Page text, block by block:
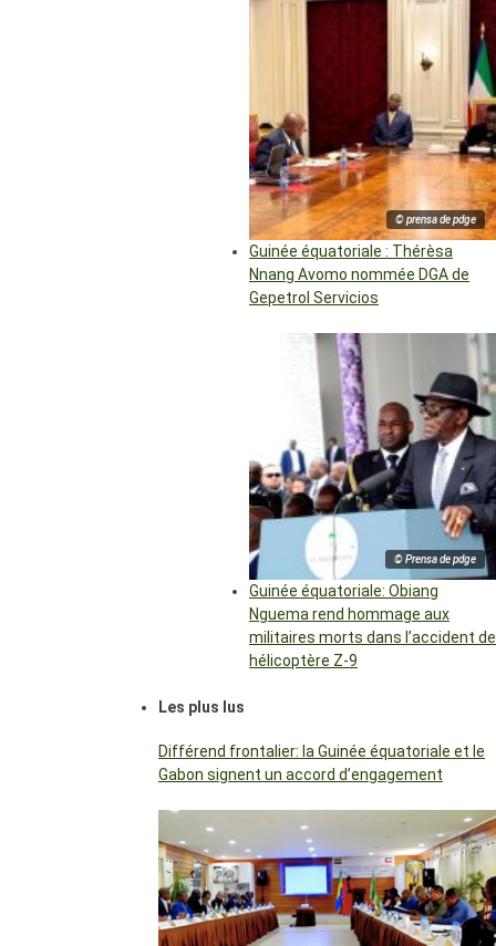
© prensa de pdge
Guinée équatoriale : Thérèsa
Nnang Avomo nommée DGA de
Gepetrol Servicios
© Prensa de pdge
Guinée équatoriale: Obiang
Nguema rend hommage aux
militaires morts dans l’accident de
hélicoptère Z-9
Les plus lus
Différend frontalier: la Guinée équatoriale et le
Gabon signent un accord d’engagement